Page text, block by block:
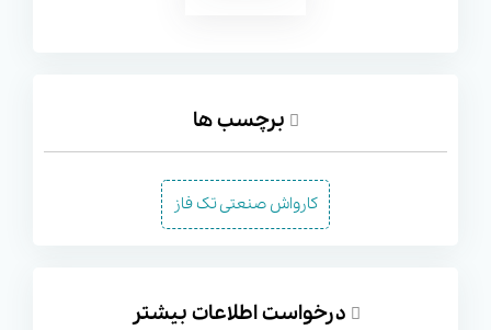
بگیرد. این دستگاه همچنین دارای شیر تنظیم فشار است که
به کاربر اجازه می‌دهد تا فشار آب را کنترل کند.
برچسب ها
کارواش صنعتی تک فاز
درخواست اطلاعات بیشتر